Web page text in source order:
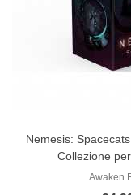
Nemesis:
Collezione
Awaken